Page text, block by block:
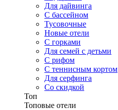
Для дайвинга
С бассейном
Тусовочные
Новые отели
С горками
Для семей с детьми
С рифом
С теннисным кортом
Для серфинга
Со скидкой
Топ
Топовые отели